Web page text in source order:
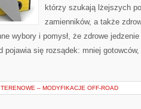
którzy szukają lżejszych
zamienników, a także
wybory i pomysł, że zdrowe
pojawia się rozsądek: mniej
– MODYFIKACJE OFF-ROAD